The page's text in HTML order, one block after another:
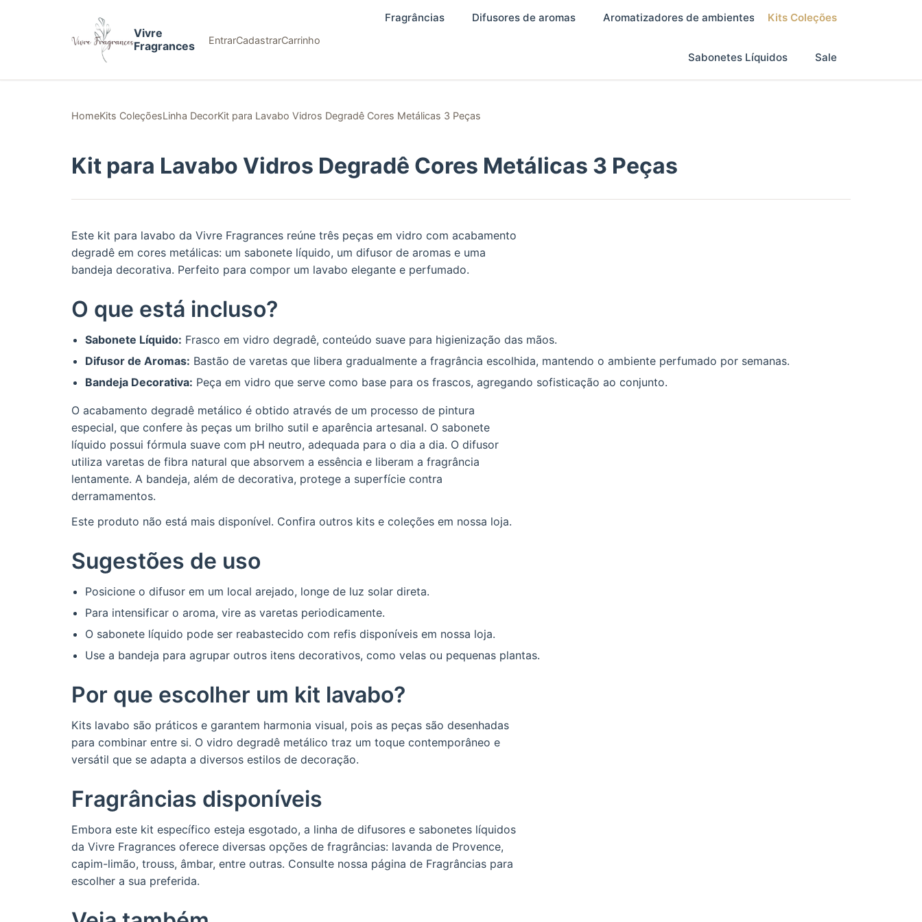
Vivre
Fragrances
EntrarCadastrarCarrinho
Fragrâncias Difusores de aromas Aromatizadores de ambientes Kits Coleções
Sabonetes Líquidos Sale
HomeKits ColeçõesLinha DecorKit para Lavabo Vidros Degradê Cores Metálicas 3 Peças
Kit para Lavabo Vidros Degradê Cores Metálicas 3 Peças
Este kit para lavabo da Vivre Fragrances reúne três peças em vidro com acabamento
degradê em cores metálicas: um sabonete líquido, um difusor de aromas e uma
bandeja decorativa. Perfeito para compor um lavabo elegante e perfumado.
O que está incluso?
Sabonete Líquido: Frasco em vidro degradê, conteúdo suave para higienização das mãos.
Difusor de Aromas: Bastão de varetas que libera gradualmente a fragrância escolhida, mantendo o ambiente perfumado por semanas.
Bandeja Decorativa: Peça em vidro que serve como base para os frascos, agregando sofisticação ao conjunto.
O acabamento degradê metálico é obtido através de um processo de pintura
especial, que confere às peças um brilho sutil e aparência artesanal. O sabonete
líquido possui fórmula suave com pH neutro, adequada para o dia a dia. O difusor
utiliza varetas de fibra natural que absorvem a essência e liberam a fragrância
lentamente. A bandeja, além de decorativa, protege a superfície contra
derramamentos.
Este produto não está mais disponível. Confira outros kits e coleções em nossa loja.
Sugestões de uso
Posicione o difusor em um local arejado, longe de luz solar direta.
Para intensificar o aroma, vire as varetas periodicamente.
O sabonete líquido pode ser reabastecido com refis disponíveis em nossa loja.
Use a bandeja para agrupar outros itens decorativos, como velas ou pequenas plantas.
Por que escolher um kit lavabo?
Kits lavabo são práticos e garantem harmonia visual, pois as peças são desenhadas
para combinar entre si. O vidro degradê metálico traz um toque contemporâneo e
versátil que se adapta a diversos estilos de decoração.
Fragrâncias disponíveis
Embora este kit específico esteja esgotado, a linha de difusores e sabonetes líquidos
da Vivre Fragrances oferece diversas opções de fragrâncias: lavanda de Provence,
capim-limão, trouss, âmbar, entre outras. Consulte nossa página de Fragrâncias para
escolher a sua preferida.